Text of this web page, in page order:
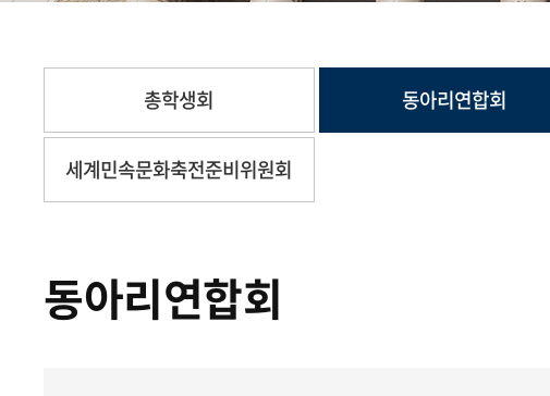
총학생회 동아리연합회
세계민속문화축전준비위원회
동아리연합회